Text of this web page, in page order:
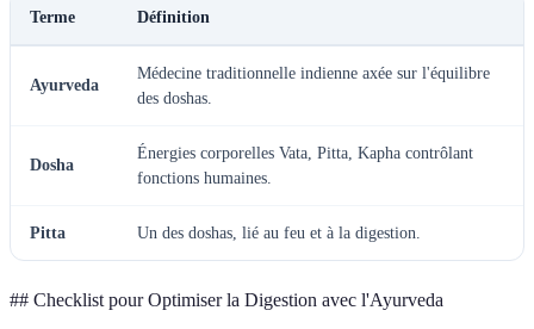
Terme Définition
Ayurveda
Médecine traditionnelle indienne axée sur l'équilibre
des doshas.
Dosha
Énergies corporelles Vata, Pitta, Kapha contrôlant
fonctions humaines.
Pitta Un des doshas, lié au feu et à la digestion.
## Checklist pour Optimiser la Digestion avec l'Ayurveda